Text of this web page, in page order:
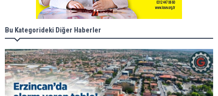
Bu Kategorideki Diğer Haberler